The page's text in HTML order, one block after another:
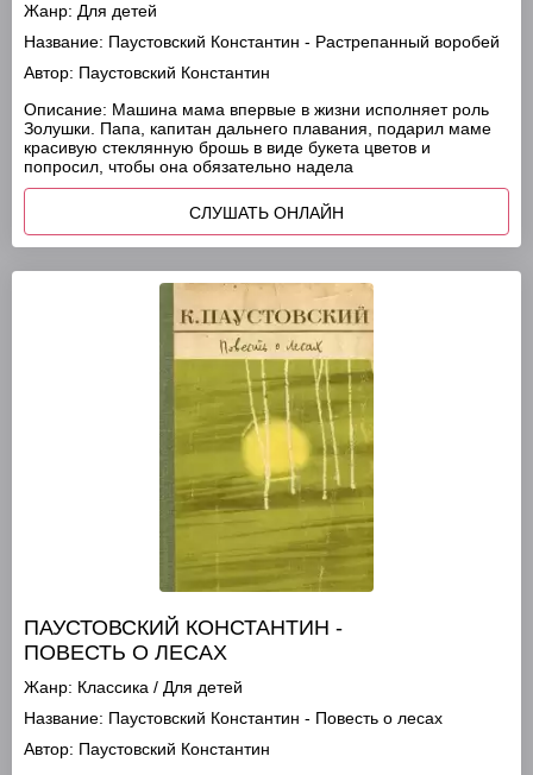
Жанр: Для детей
Название: Паустовский Константин - Растрепанный воробей
Автор: Паустовский Константин
Описание: Машина мама впервые в жизни исполняет роль
Золушки. Папа, капитан дальнего плавания, подарил маме
красивую стеклянную брошь в виде букета цветов и
попросил, чтобы она обязательно надела
СЛУШАТЬ ОНЛАЙН
ПАУСТОВСКИЙ КОНСТАНТИН -
ПОВЕСТЬ О ЛЕСАХ
Жанр: Классика / Для детей
Название: Паустовский Константин - Повесть о лесах
Автор: Паустовский Константин